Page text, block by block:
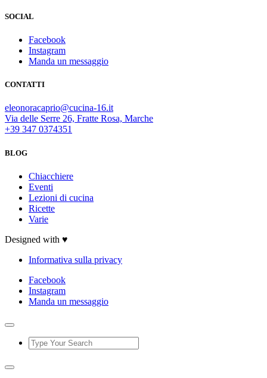
SOCIAL
Facebook
Instagram
Manda un messaggio
CONTATTI
eleonoracaprio@cucina-16.it
Via delle Serre 26, Fratte Rosa, Marche
+39 347 0374351
BLOG
Chiacchiere
Eventi
Lezioni di cucina
Ricette
Varie
Designed with ♥
Informativa sulla privacy
Facebook
Instagram
Manda un messaggio